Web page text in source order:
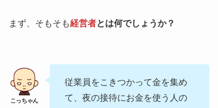
まず、そもそも経営者とは何でしょうか？
従業員をこきつかって金を集め
て、夜の接待にお金を使う人の